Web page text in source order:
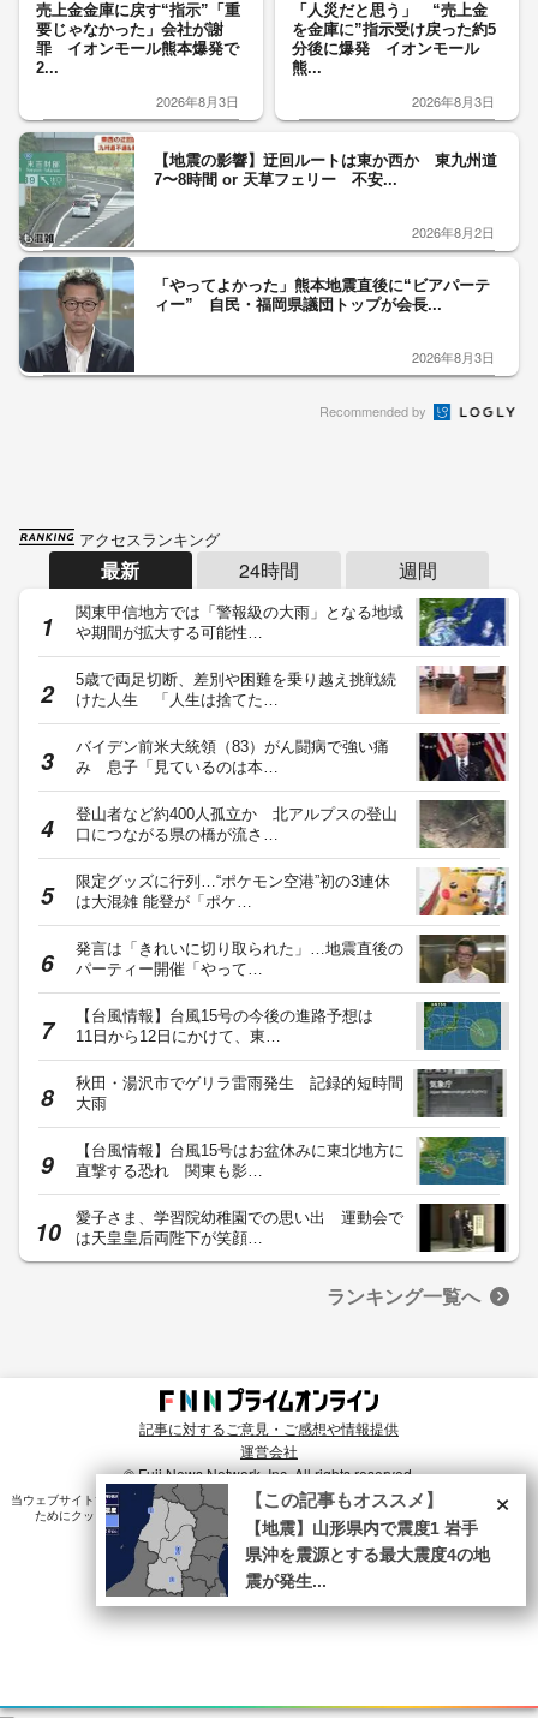
売上金金庫に戻す“指示”「重
要じゃなかった」会社が謝
罪 イオンモール熊本爆発で
2...
2026年8月3日
「人災だと思う」 “売上金
を金庫に”指示受け戻った約5
分後に爆発 イオンモール
熊...
2026年8月3日
【地震の影響】迂回ルートは東か西か 東九州道
7〜8時間 or 天草フェリー 不安...
2026年8月2日
「やってよかった」熊本地震直後に“ビアパーテ
ィー” 自民・福岡県議団トップが会長...
2026年8月3日
Recommended by
アクセスランキング
最新 24時間 週間
関東甲信地方では「警報級の大雨」となる地域
や期間が拡大する可能性…
5歳で両足切断、差別や困難を乗り越え挑戦続
けた人生 「人生は捨てた…
バイデン前米大統領（83）がん闘病で強い痛
み 息子「見ているのは本…
登山者など約400人孤立か 北アルプスの登山
口につながる県の橋が流さ…
限定グッズに行列…“ポケモン空港”初の3連休
は大混雑 能登が「ポケ…
発言は「きれいに切り取られた」…地震直後の
パーティー開催「やって…
【台風情報】台風15号の今後の進路予想は
11日から12日にかけて、東…
秋田・湯沢市でゲリラ雷雨発生 記録的短時間
大雨
【台風情報】台風15号はお盆休みに東北地方に
直撃する恐れ 関東も影…
愛子さま、学習院幼稚園での思い出 運動会で
は天皇皇后両陛下が笑顔…
ランキング一覧へ
記事に対するご意見・ご感想や情報提供
運営会社
© Fuji News Network, Inc. All rights reserved.
当ウェブサイトでは、ユーザのニーズ・興味・関⼼に合致したコンテンツや広告配信を提供する
ためにクッキーを使⽤しています。詳細は、
プライバシーポリシー をご確認ください。×
【この記事もオススメ】
【地震】山形県内で震度1 岩手
県沖を震源とする最大震度4の地
震が発生...